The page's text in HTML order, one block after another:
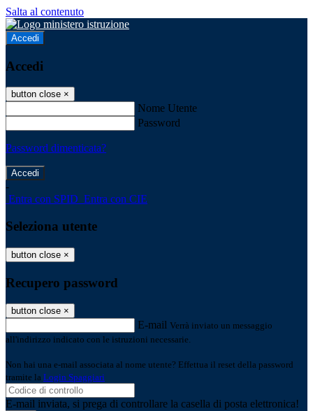
Salta al contenuto
Accedi
Accedi
button close ×
Nome Utente
Password
Password dimenticata?
-
Entra con SPID Entra con CIE
Seleziona utente
button close ×
Recupero password
button close ×
E-mail Verrà inviato un messaggio
all'indirizzo indicato con le istruzioni necessarie.
Non hai una e-mail associata al nome utente? Effettua il reset della password
tramite la Login Spaggiari
E-mail inviata, si prega di controllare la casella di posta elettronica!